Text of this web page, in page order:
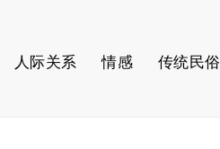
人际关系 情感 传统民俗